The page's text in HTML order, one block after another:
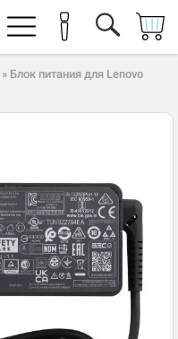
» Блок питания для Lenovo